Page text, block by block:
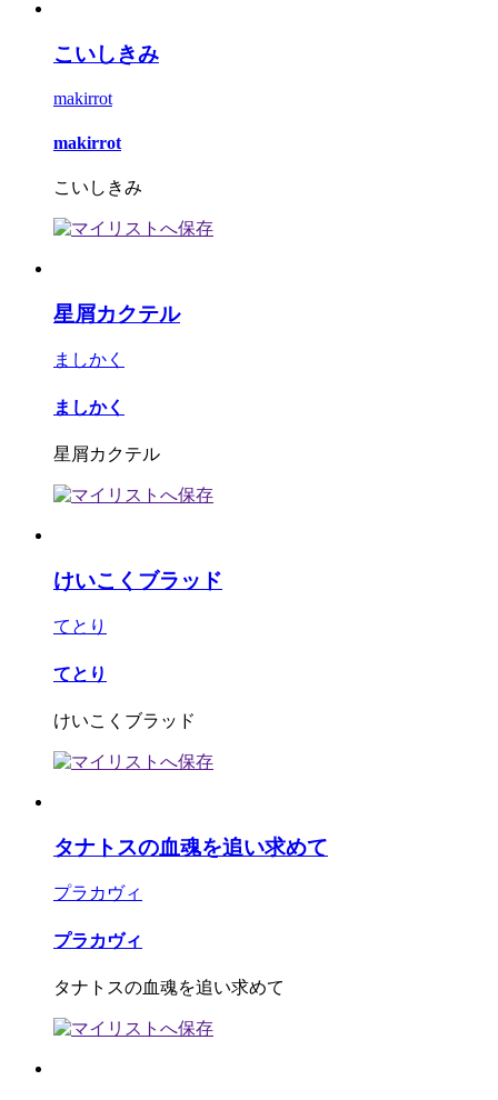
こいしきみ
makirrot
makirrot
こいしきみ
星屑カクテル
ましかく
ましかく
星屑カクテル
けいこくブラッド
てとり
てとり
けいこくブラッド
タナトスの血魂を追い求めて
プラカヴィ
プラカヴィ
タナトスの血魂を追い求めて